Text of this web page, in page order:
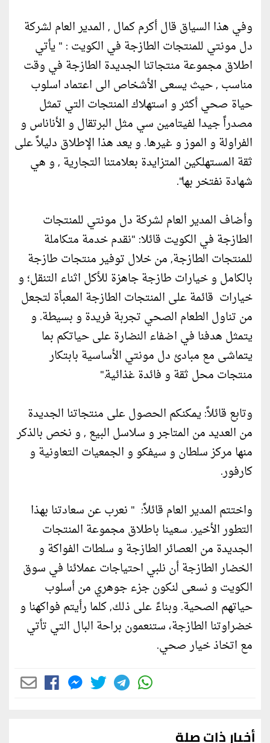
وفي هذا السياق قال أكرم كمال , المدير العام لشركة
دل مونتي للمنتجات الطازجة في الكويت : " يأتي
اطلاق مجموعة منتجاتنا الجديدة الطازجة في وقت
مناسب , حيث يسعى الأشخاص الى اعتماد اسلوب
حياة صحي أكثر و استهلاك المنتجات التي تمثل
مصدراً جيدا لفيتامين سي مثل البرتقال و الأناناس و
الفراولة و الموز و غيرها. و يعد هذا الإطلاق دليلاً على
ثقة المستهلكين المتزايدة بعلامتنا التجارية , و هي
شهادة نفتخر بها".
وأضاف المدير العام لشركة دل مونتي للمنتجات
الطازجة في الكويت قائلا: "نقدم خدمة متكاملة
للمنتجات الطازجة, من خلال توفير منتجات طازجة
بالكامل و خيارات طازجة جاهزة للأكل اثناء التنقل؛ و
خيارات قائمة على المنتجات الطازجة المعبأة لتجعل
من تناول الطعام الصحي تجربة فريدة و بسيطة. و
يتمثل هدفنا في اضفاء النضارة على حياتكم بما
يتماشى مع مبادئ دل مونتي الأساسية بابتكار
منتجات محل ثقة و فائدة غذائية."
وتابع قائلاً: يمكنكم الحصول على منتجاتنا الجديدة
من العديد من المتاجر و سلاسل البيع , و نخص بالذكر
منها مركز سلطان و سيفكو و الجمعيات التعاونية و
كارفور.
واختتم المدير العام قائلاً: " نعرب عن سعادتنا بهذا
التطور الأخير. سعينا باطلاق مجموعة المنتجات
الجديدة من العصائر الطازجة و سلطات الفواكة و
الخضار الطازجة أن نلبي احتياجات عملائنا في سوق
الكويت و نسعى لنكون جزء جوهري من أسلوب
حياتهم الصحية. وبناءً على ذلك, كلما رأيتم فواكهنا و
خضراوتنا الطازجة، ستنعمون براحة البال التي تأتي
مع اتخاذ خيار صحي.
أخبار ذات صلة